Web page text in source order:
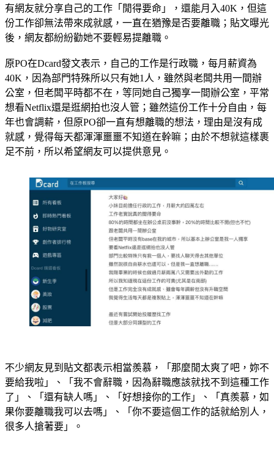
有網友就分享自己的工作「閒得要命」，還能月入40K，但這
份工作卻無法帶來成就感，一直在猶豫是否要離職；貼文曝光
後，網友都紛紛勸她不要輕易提離職。
原PO在Dcard發文表示，自己的工作是行政職，每月薪資為
40K，因為部門特殊所以只有她1人，雖然與老闆共用一間辦
公室，但老闆平時都不在，等同她自己獨享一間辦公室，平常
想看Netflix還是逛網拍也沒人管；雖然這份工作十分自由，每
年也會調薪，但原PO卻一直有想離職的想法，理由是沒有成
就感，覺得每天都渾渾噩噩不知道在幹嘛；由於不想就這樣裹
足不前，所以希望網友可以提供意見。
不少網友見到貼文都表示相當羨慕，「那麼閒太爽了吧，妳不
要給我啦」、「我不會辭職，因為辭職應該就找不到這種工作
了」、「還有缺人嗎」、「好想接你的工作」、「真羨慕，如
果你要離職我可以去嗎」、「你不要這個工作的話就給別人，
很多人搶著要」。